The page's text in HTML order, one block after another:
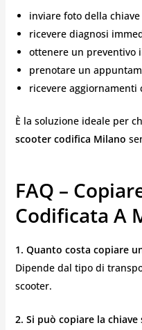
inviare foto della
ricevere diagnosi
ottenere un preventivo
prenotare un
ricevere aggiornamenti
È la soluzione ideale per
scooter codifica Milano
FAQ –
Codificata A
1. Quanto costa copiare
Dipende dal tipo di
scooter.
2. Si può copiare la chiave